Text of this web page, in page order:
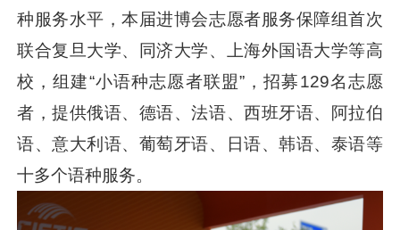
种服务水平，本届进博会志愿者服务保障组首次
联合复旦大学、同济大学、上海外国语大学等高
校，组建“小语种志愿者联盟”，招募129名志愿
者，提供俄语、德语、法语、西班牙语、阿拉伯
语、意大利语、葡萄牙语、日语、韩语、泰语等
十多个语种服务。